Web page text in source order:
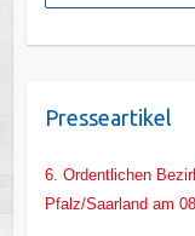
Presseartikel
6. Ordentlichen
Pfalz/Saarland am